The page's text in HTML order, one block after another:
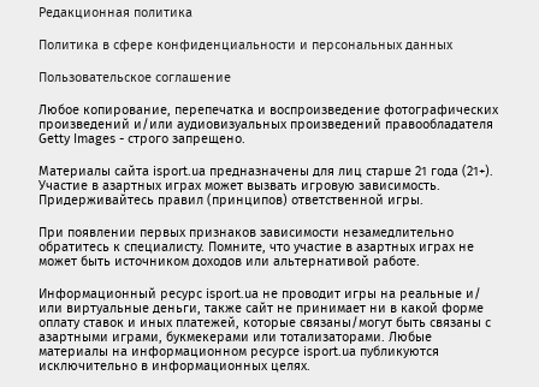
Редакционная политика
Политика в сфере конфиденциальности и персональных данных
Пользовательское соглашение
Любое копирование, перепечатка и воспроизведение фотографических
произведений и/или аудиовизуальных произведений правообладателя
Getty Images - строго запрещено.
Материалы сайта isport.ua предназначены для лиц старше 21 года (21+).
Участие в азартных играх может вызвать игровую зависимость.
Придерживайтесь правил (принципов) ответственной игры.
При появлении первых признаков зависимости незамедлительно
обратитесь к специалисту. Помните, что участие в азартных играх не
может быть источником доходов или альтернативой работе.
Информационный ресурс isport.ua не проводит игры на реальные и/
или виртуальные деньги, также сайт не принимает ни в какой форме
oплaту ставок и иных платежей, которые связаны/могут быть связаны c
азартными игрaми, букмекерами или тотализаторами. Любые
материалы на информационном ресурсе isport.ua публикуютcя
исключительно в информационных целях.